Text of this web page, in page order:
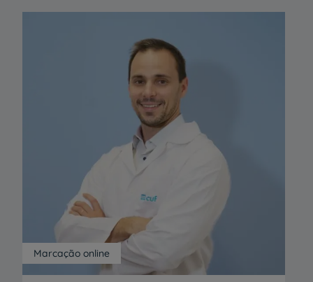
Marcação online